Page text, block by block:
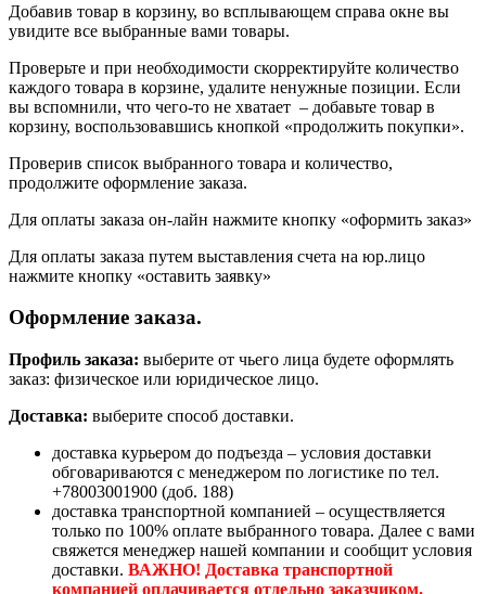
Добавив товар в корзину, во всплывающем справа окне вы
увидите все выбранные вами товары.
Проверьте и при необходимости скорректируйте количество
каждого товара в корзине, удалите ненужные позиции. Если
вы вспомнили, что чего-то не хватает – добавьте товар в
корзину, воспользовавшись кнопкой «продолжить покупки».
Проверив список выбранного товара и количество,
продолжите оформление заказа.
Для оплаты заказа он-лайн нажмите кнопку «оформить заказ»
Для оплаты заказа путем выставления счета на юр.лицо
нажмите кнопку «оставить заявку»
Оформление заказа.
Профиль заказа: выберите от чьего лица будете оформлять
заказ: физическое или юридическое лицо.
Доставка: выберите способ доставки.
доставка курьером до подъезда – условия доставки
обговариваются с менеджером по логистике по тел.
+78003001900 (доб. 188)
доставка транспортной компанией – осуществляется
только по 100% оплате выбранного товара. Далее с вами
свяжется менеджер нашей компании и сообщит условия
доставки. ВАЖНО! Доставка транспортной
компанией оплачивается отдельно заказчиком.